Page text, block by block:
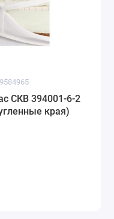
СКВ 394001-6-2
края)